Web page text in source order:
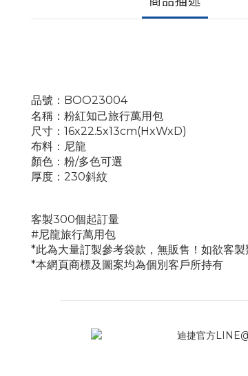
品號：BOO23004
名稱：粉紅知己旅行萬用包
尺寸：16x22.5x13cm(HxWxD)
布料：尼龍
顏色：粉/多色可選
厚度：230斜紋
客製300個起訂量
#尼龍旅行萬用包
*此為大量訂製參考袋款，無販售！如欲客製
*本網頁商標及圖案均為個別客戶所持有